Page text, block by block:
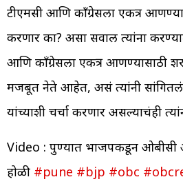
टीएमसी आणि काँग्रेसला एकत्र
करणार का? असा सवाल त्यांना
आणि काँग्रेसला एकत्र आणण्यासाठी
मजबूत नेते आहेत, असं त्यांनी सांगितलं.
यांच्याशी चर्चा करणार असल्याचंही
Video : पुण्यात भाजपकडून ओबीसी
होळी #pune #bjp #obc